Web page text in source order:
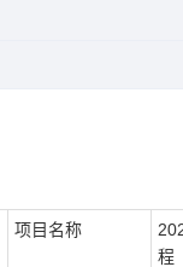
项目名称
程